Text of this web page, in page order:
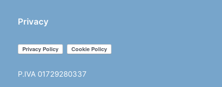
Privacy
P.IVA 01729280337